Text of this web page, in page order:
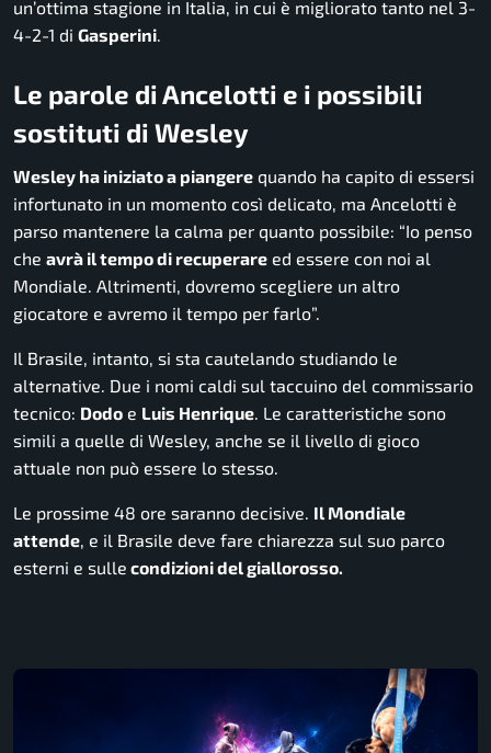
un’ottima stagione in Italia, in cui è migliorato tanto nel 3-
4-2-1 di Gasperini.
Le parole di Ancelotti e i possibili
sostituti di Wesley
Wesley ha iniziato a piangere quando ha capito di essersi
infortunato in un momento così delicato, ma Ancelotti è
parso mantenere la calma per quanto possibile: “Io penso
che avrà il tempo di recuperare ed essere con noi al
Mondiale. Altrimenti, dovremo scegliere un altro
giocatore e avremo il tempo per farlo”.
Il Brasile, intanto, si sta cautelando studiando le
alternative. Due i nomi caldi sul taccuino del commissario
tecnico: Dodo e Luis Henrique. Le caratteristiche sono
simili a quelle di Wesley, anche se il livello di gioco
attuale non può essere lo stesso.
Le prossime 48 ore saranno decisive. Il Mondiale
attende, e il Brasile deve fare chiarezza sul suo parco
esterni e sulle condizioni del giallorosso.